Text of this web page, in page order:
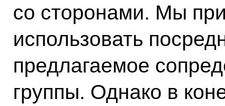
со сторонами. Мы
использовать
предлагаемое
группы. Однако в